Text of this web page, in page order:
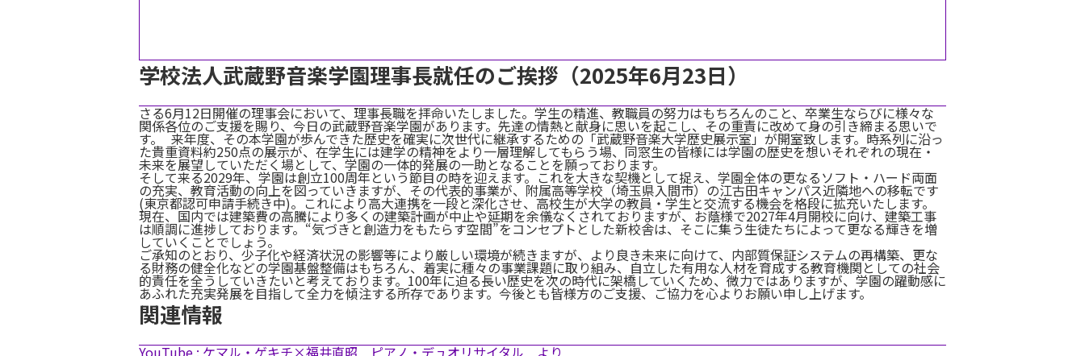
学校法人武蔵野音楽学園理事長就任のご挨拶（2025年6月23日）
さる6月12日開催の理事会において、理事長職を拝命いたしました。学生の精進、教職員の努力はもちろんのこと、卒業生ならびに様々な
関係各位のご支援を賜り、今日の武蔵野音楽学園があります。先達の情熱と献身に思いを起こし、その重責に改めて身の引き締まる思いで
す。 来年度、その本学園が歩んできた歴史を確実に次世代に継承するための「武蔵野音楽大学歴史展示室」が開室致します。時系列に沿っ
た貴重資料約250点の展示が、在学生には建学の精神をより一層理解してもらう場、同窓生の皆様には学園の歴史を想いそれぞれの現在・
未来を展望していただく場として、学園の一体的発展の一助となることを願っております。
そして来る2029年、学園は創立100周年という節目の時を迎えます。これを大きな契機として捉え、学園全体の更なるソフト・ハード両面
の充実、教育活動の向上を図っていきますが、その代表的事業が、附属高等学校（埼玉県入間市）の江古田キャンパス近隣地への移転です
(東京都認可申請手続き中)。これにより高大連携を一段と深化させ、高校生が大学の教員・学生と交流する機会を格段に拡充いたします。
現在、国内では建築費の高騰により多くの建築計画が中止や延期を余儀なくされておりますが、お蔭様で2027年4月開校に向け、建築工事
は順調に進捗しております。“気づきと創造力をもたらす空間”をコンセプトとした新校舎は、そこに集う生徒たちによって更なる輝きを増
していくことでしょう。
ご承知のとおり、少子化や経済状況の影響等により厳しい環境が続きますが、より良き未来に向けて、内部質保証システムの再構築、更な
る財務の健全化などの学園基盤整備はもちろん、着実に種々の事業課題に取り組み、自立した有用な人材を育成する教育機関としての社会
的責任を全うしていきたいと考えております。100年に迫る長い歴史を次の時代に架橋していくため、微力ではありますが、学園の躍動感に
あふれた充実発展を目指して全力を傾注する所存であります。今後とも皆様方のご支援、ご協力を心よりお願い申し上げます。
関連情報